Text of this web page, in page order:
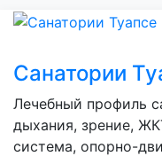
Санатории
Лечебный профиль
дыхания, зрение,
система, опорно-